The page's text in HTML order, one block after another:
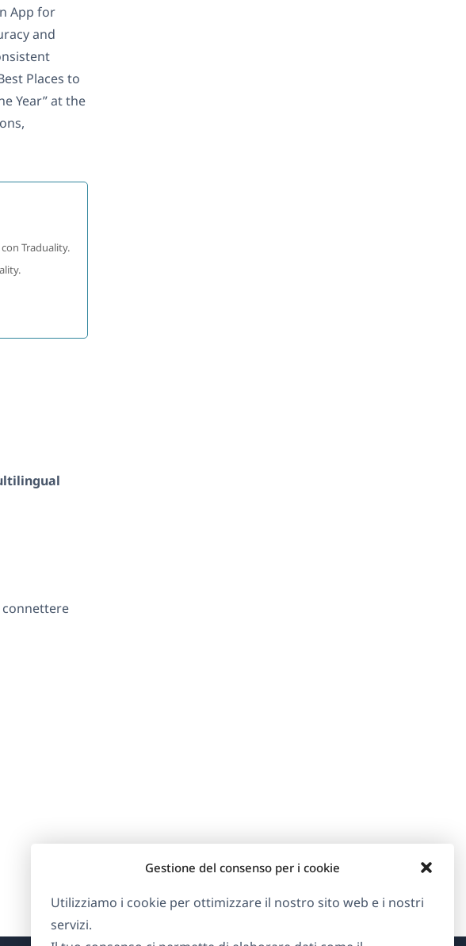
Gestione del consenso per i cookie
Utilizziamo i cookie per ottimizzare il nostro sito web e i nostri
servizi.
App for
and
Places to
Year” at the
Traduality.
connettere